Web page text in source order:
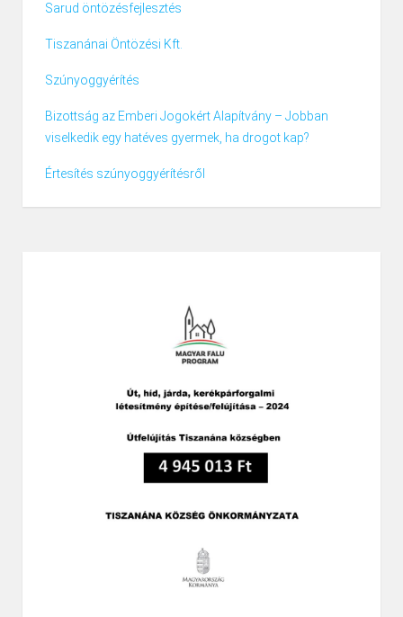
Sarud öntözésfejlesztés
Tiszanánai Öntözési Kft.
Szúnyoggyérítés
Bizottság az Emberi Jogokért Alapítvány – Jobban
viselkedik egy hatéves gyermek, ha drogot kap?
Értesítés szúnyoggyérítésről